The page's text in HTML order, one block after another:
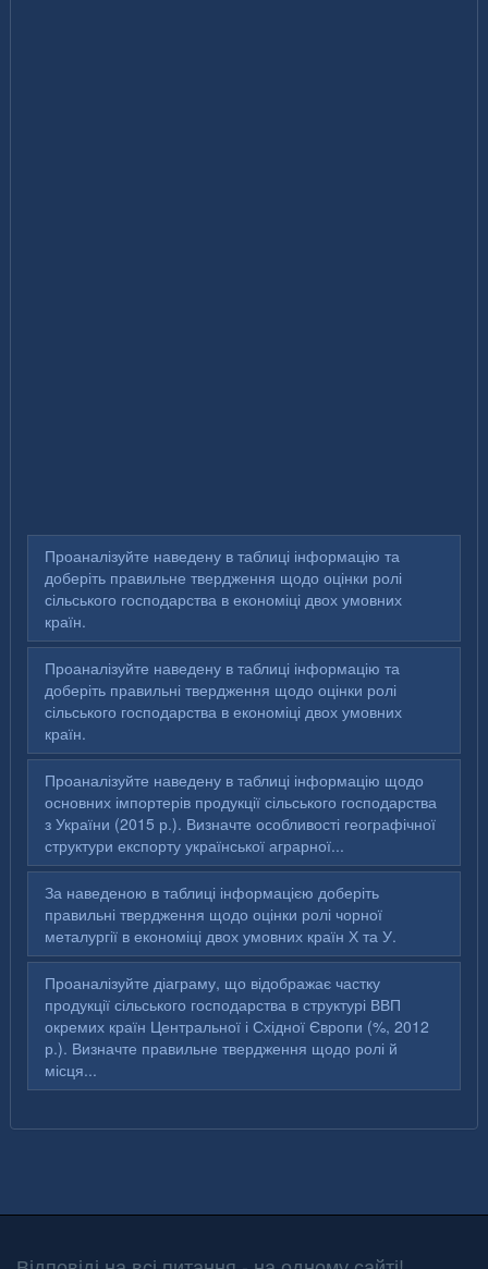
Проаналізуйте наведену в таблиці інформацію та
доберіть правильне твердження щодо оцінки ролі
сільського господарства в економіці двох умовних
країн.
Проаналізуйте наведену в таблиці інформацію та
доберіть правильні твердження щодо оцінки ролі
сільського господарства в економіці двох умовних
країн.
Проаналізуйте наведену в таблиці інформацію щодо
основних імпортерів продукції сільського господарства
з України (2015 р.). Визначте особливості географічної
структури експорту української аграрної...
За наведеною в таблиці інформацією доберіть
правильні твердження щодо оцінки ролі чорної
металургії в економіці двох умовних країн Х та У.
Проаналізуйте діаграму, що відображає частку
продукції сільського господарства в структурі ВВП
окремих країн Центральної і Східної Європи (%, 2012
р.). Визначте правильне твердження щодо ролі й
місця...